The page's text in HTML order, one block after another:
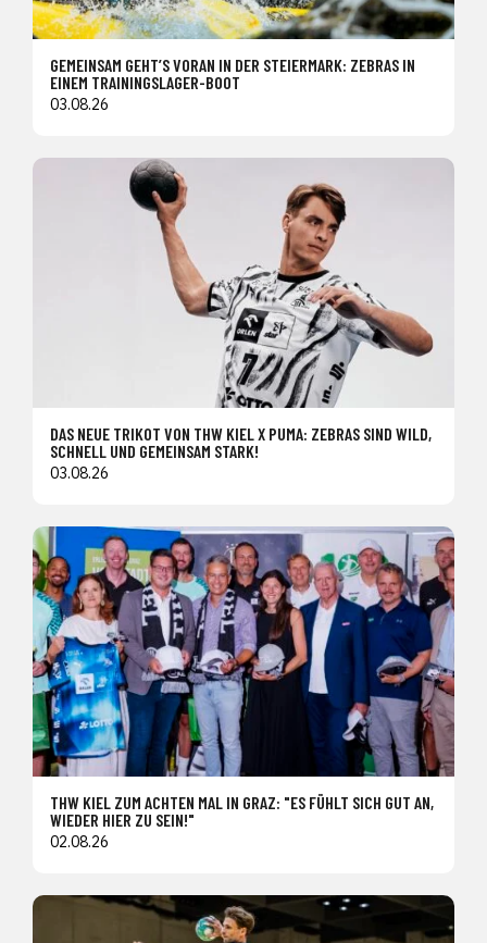
GEMEINSAM GEHT’S VORAN IN DER STEIERMARK: ZEBRAS IN
EINEM TRAININGSLAGER-BOOT
03.08.26
DAS NEUE TRIKOT VON THW KIEL X PUMA: ZEBRAS SIND WILD,
SCHNELL UND GEMEINSAM STARK!
03.08.26
THW KIEL ZUM ACHTEN MAL IN GRAZ: "ES FÜHLT SICH GUT AN,
WIEDER HIER ZU SEIN!"
02.08.26